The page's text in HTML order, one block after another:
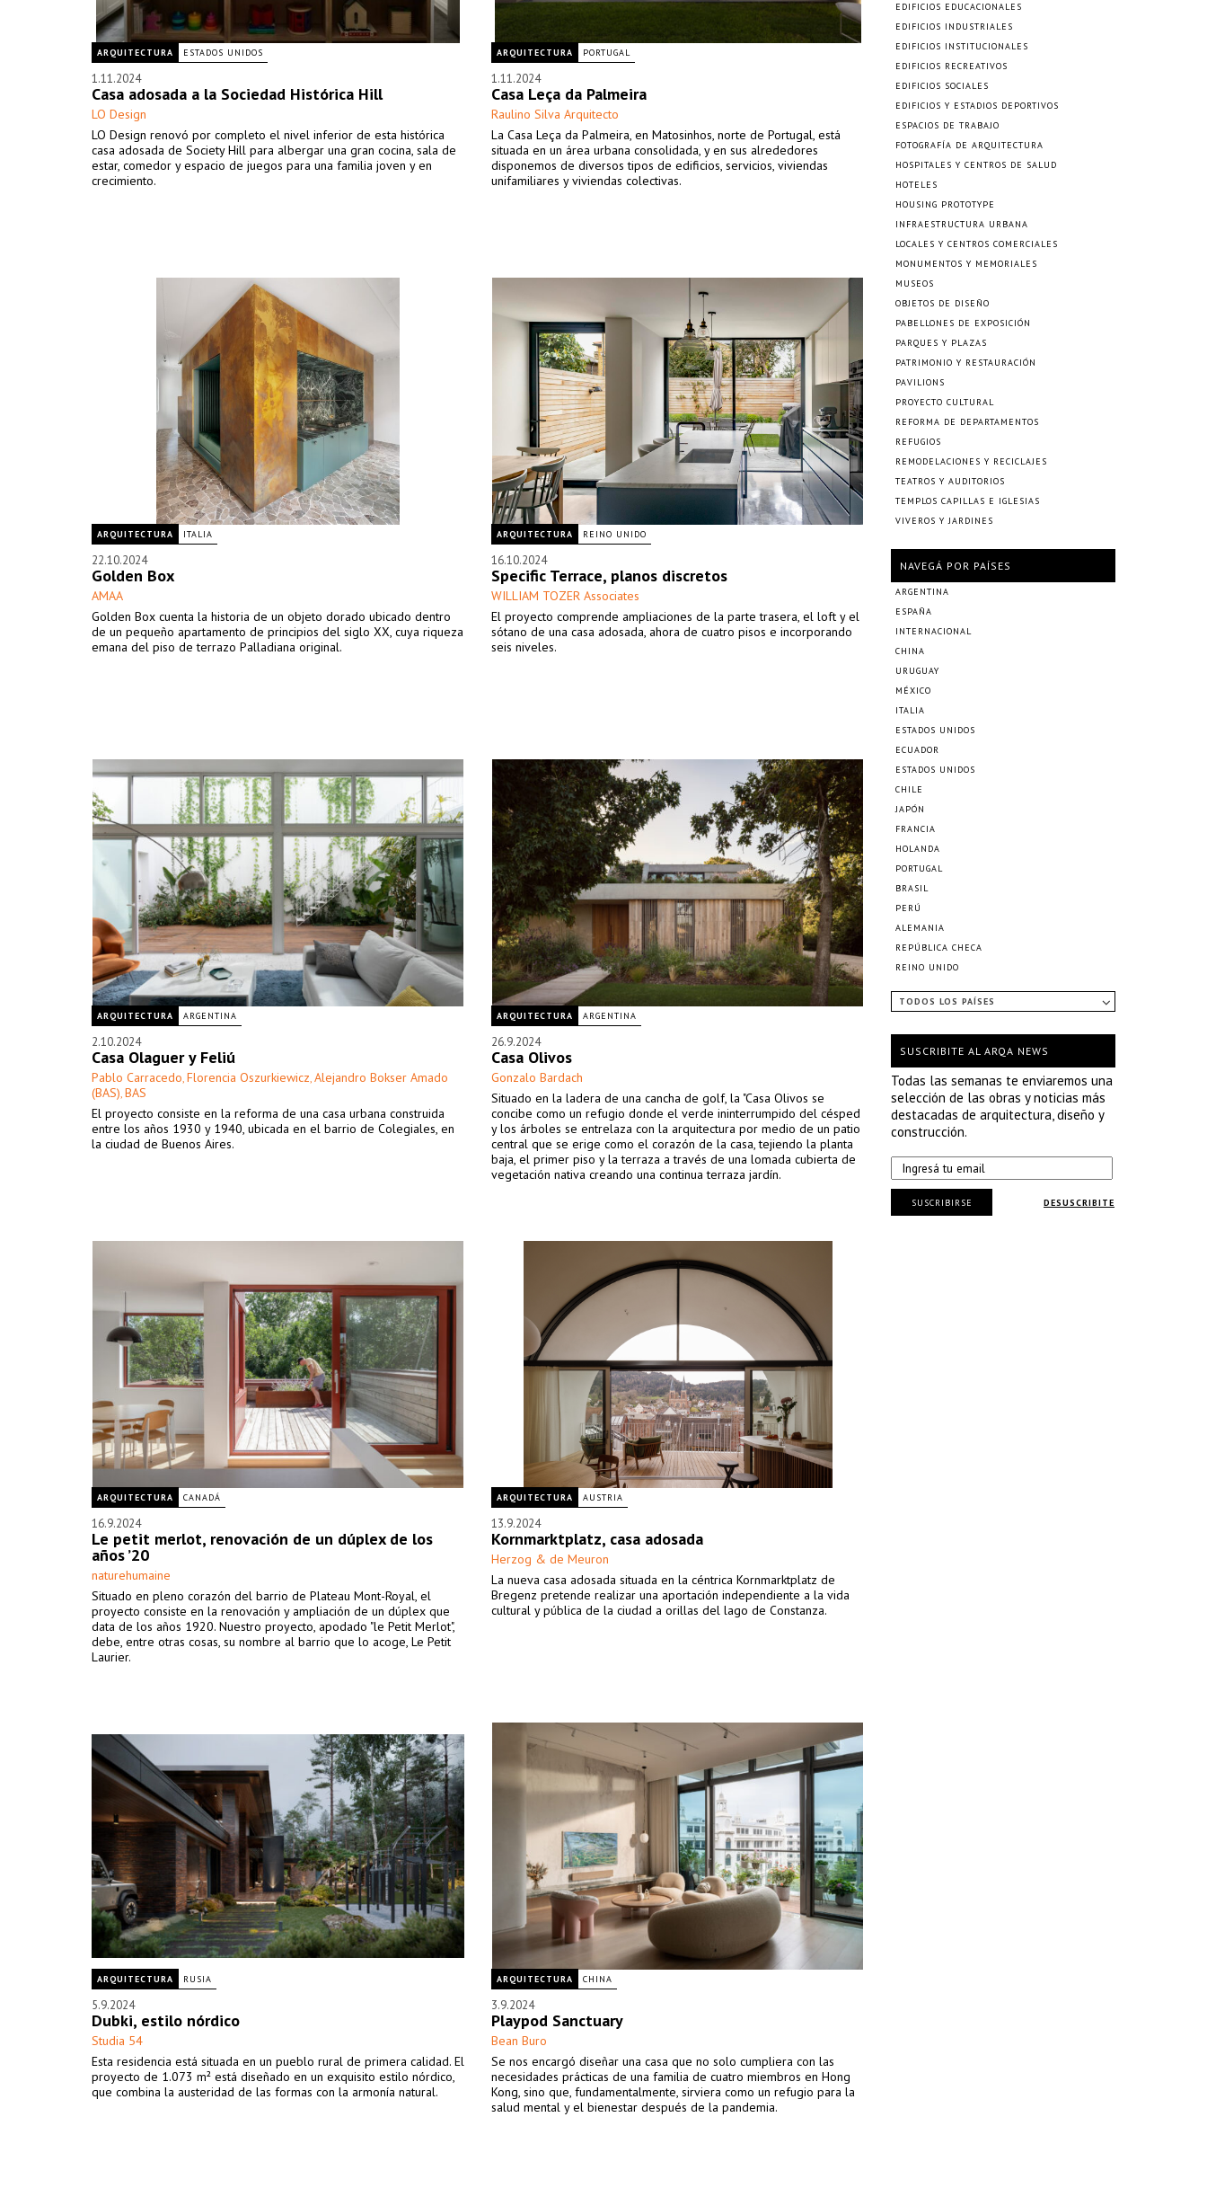
ARQUITECTURA ESTADOS UNIDOS
1.11.2024
Casa adosada a la Sociedad Histórica Hill
LO Design
LO Design renovó por completo el nivel inferior de esta histórica
casa adosada de Society Hill para albergar una gran cocina, sala de
estar, comedor y espacio de juegos para una familia joven y en
crecimiento.
ARQUITECTURA PORTUGAL
1.11.2024
Casa Leça da Palmeira
Raulino Silva Arquitecto
La Casa Leça da Palmeira, en Matosinhos, norte de Portugal, está
situada en un área urbana consolidada, y en sus alrededores
disponemos de diversos tipos de edificios, servicios, viviendas
unifamiliares y viviendas colectivas.
ARQUITECTURA ITALIA
22.10.2024
Golden Box
AMAA
Golden Box cuenta la historia de un objeto dorado ubicado dentro
de un pequeño apartamento de principios del siglo XX, cuya riqueza
emana del piso de terrazo Palladiana original.
ARQUITECTURA REINO UNIDO
16.10.2024
Specific Terrace, planos discretos
WILLIAM TOZER Associates
El proyecto comprende ampliaciones de la parte trasera, el loft y el
sótano de una casa adosada, ahora de cuatro pisos e incorporando
seis niveles.
ARQUITECTURA ARGENTINA
2.10.2024
Casa Olaguer y Feliú
Pablo Carracedo, Florencia Oszurkiewicz, Alejandro Bokser Amado
(BAS), BAS
El proyecto consiste en la reforma de una casa urbana construida
entre los años 1930 y 1940, ubicada en el barrio de Colegiales, en
la ciudad de Buenos Aires.
ARQUITECTURA ARGENTINA
26.9.2024
Casa Olivos
Gonzalo Bardach
Situado en la ladera de una cancha de golf, la "Casa Olivos se
concibe como un refugio donde el verde ininterrumpido del césped
y los árboles se entrelaza con la arquitectura por medio de un patio
central que se erige como el corazón de la casa, tejiendo la planta
baja, el primer piso y la terraza a través de una lomada cubierta de
vegetación nativa creando una continua terraza jardín.
ARQUITECTURA CANADÁ
16.9.2024
Le petit merlot, renovación de un dúplex de los
años ’20
naturehumaine
Situado en pleno corazón del barrio de Plateau Mont-Royal, el
proyecto consiste en la renovación y ampliación de un dúplex que
data de los años 1920. Nuestro proyecto, apodado "le Petit Merlot",
debe, entre otras cosas, su nombre al barrio que lo acoge, Le Petit
Laurier.
ARQUITECTURA AUSTRIA
13.9.2024
Kornmarktplatz, casa adosada
Herzog & de Meuron
La nueva casa adosada situada en la céntrica Kornmarktplatz de
Bregenz pretende realizar una aportación independiente a la vida
cultural y pública de la ciudad a orillas del lago de Constanza.
ARQUITECTURA RUSIA
5.9.2024
Dubki, estilo nórdico
Studia 54
Esta residencia está situada en un pueblo rural de primera calidad. El
proyecto de 1.073 m² está diseñado en un exquisito estilo nórdico,
que combina la austeridad de las formas con la armonía natural.
ARQUITECTURA CHINA
3.9.2024
Playpod Sanctuary
Bean Buro
Se nos encargó diseñar una casa que no solo cumpliera con las
necesidades prácticas de una familia de cuatro miembros en Hong
Kong, sino que, fundamentalmente, sirviera como un refugio para la
salud mental y el bienestar después de la pandemia.
EDIFICIOS EDUCACIONALES
EDIFICIOS INDUSTRIALES
EDIFICIOS INSTITUCIONALES
EDIFICIOS RECREATIVOS
EDIFICIOS SOCIALES
EDIFICIOS Y ESTADIOS DEPORTIVOS
ESPACIOS DE TRABAJO
FOTOGRAFÍA DE ARQUITECTURA
HOSPITALES Y CENTROS DE SALUD
HOTELES
HOUSING PROTOTYPE
INFRAESTRUCTURA URBANA
LOCALES Y CENTROS COMERCIALES
MONUMENTOS Y MEMORIALES
MUSEOS
OBJETOS DE DISEÑO
PABELLONES DE EXPOSICIÓN
PARQUES Y PLAZAS
PATRIMONIO Y RESTAURACIÓN
PAVILIONS
PROYECTO CULTURAL
REFORMA DE DEPARTAMENTOS
REFUGIOS
REMODELACIONES Y RECICLAJES
TEATROS Y AUDITORIOS
TEMPLOS CAPILLAS E IGLESIAS
VIVEROS Y JARDINES
NAVEGÁ POR PAÍSES
ARGENTINA
ESPAÑA
INTERNACIONAL
CHINA
URUGUAY
MÉXICO
ITALIA
ESTADOS UNIDOS
ECUADOR
ESTADOS UNIDOS
CHILE
JAPÓN
FRANCIA
HOLANDA
PORTUGAL
BRASIL
PERÚ
ALEMANIA
REPÚBLICA CHECA
REINO UNIDO
TODOS LOS PAÍSES
SUSCRIBITE AL ARQA NEWS
Todas las semanas te enviaremos una
selección de las obras y noticias más
destacadas de arquitectura, diseño y
construcción.
DESUSCRIBITE
SUSCRIBIRSE